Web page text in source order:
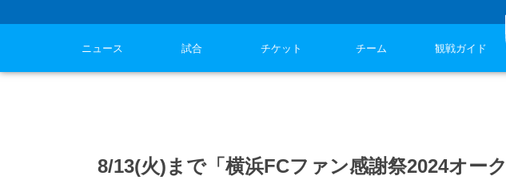
ニュース 試合 チケット チーム 観戦ガイド
8/13(火)まで「横浜FCファン感謝祭2024オー